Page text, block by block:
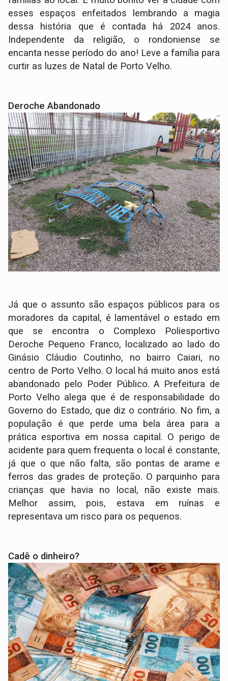
esses espaços enfeitados lembrando a magia
dessa história que é contada há 2024 anos.
Independente da religião, o rondoniense se
encanta nesse período do ano! Leve a família para
curtir as luzes de Natal de Porto Velho.
Deroche Abandonado
Já que o assunto são espaços públicos para os
moradores da capital, é lamentável o estado em
que se encontra o Complexo Poliesportivo
Deroche Pequeno Franco, localizado ao lado do
Ginásio Cláudio Coutinho, no bairro Caiari, no
centro de Porto Velho. O local há muito anos está
abandonado pelo Poder Público. A Prefeitura de
Porto Velho alega que é de responsabilidade do
Governo do Estado, que diz o contrário. No fim, a
população é que perde uma bela área para a
prática esportiva em nossa capital. O perigo de
acidente para quem frequenta o local é constante,
já que o que não falta, são pontas de arame e
ferros das grades de proteção. O parquinho para
crianças que havia no local, não existe mais.
Melhor assim, pois, estava em ruínas e
representava um risco para os pequenos.
Cadê o dinheiro?